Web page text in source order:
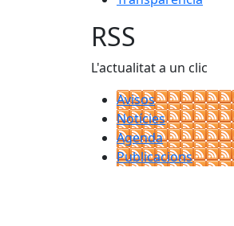
RSS
L'actualitat a un clic
Avisos
Notícies
Agenda
Publicacions